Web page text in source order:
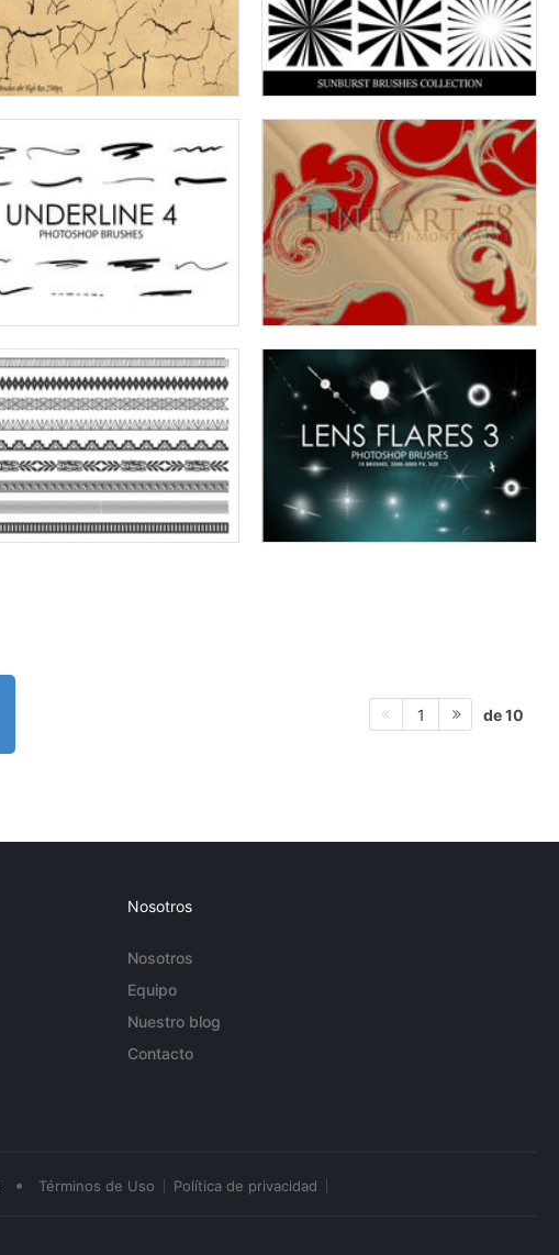
1 de 10
Nosotros
Nosotros
Equipo
Nuestro blog
Contacto
• Términos de Uso Política de privacidad